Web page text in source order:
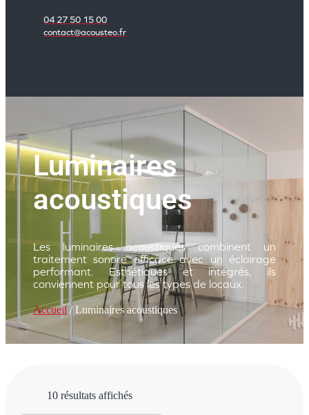
04 27 50 15 00
contact@acousteo.fr
Luminaires
acoustiques
Les luminaires acoustiques combinent un
traitement sonore efficace avec un éclairage
performant. Esthétiques et intégrés, ils
conviennent pour tous les types de locaux.
Accueil / Luminaires acoustiques
10 résultats affichésTrié